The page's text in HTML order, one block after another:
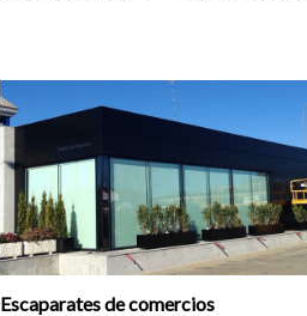
Escaparates de comercios